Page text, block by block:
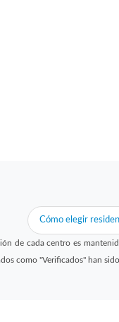
Cómo elegir
de cada centro es
como "Verificados" han